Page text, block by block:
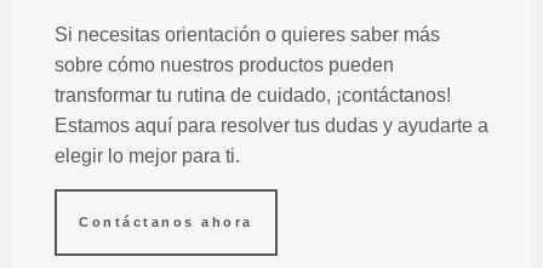
Si necesitas orientación o quieres saber más
sobre cómo nuestros productos pueden
transformar tu rutina de cuidado, ¡contáctanos!
Estamos aquí para resolver tus dudas y ayudarte a
elegir lo mejor para ti.
Contáctanos ahora